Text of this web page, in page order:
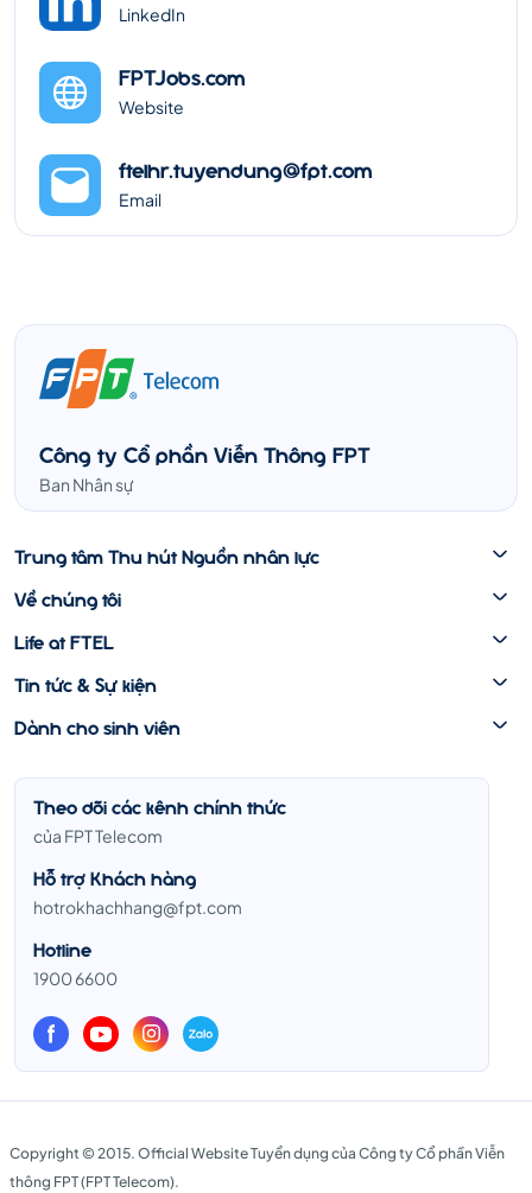
LinkedIn
FPTJobs.com
Website
ftelhr.tuyendung@fpt.com
Email
Công ty Cổ phần Viễn Thông FPT
Ban Nhân sự
Trung tâm Thu hút Nguồn nhân lực
Về chúng tôi
Life at FTEL
Tin tức & Sự kiện
Dành cho sinh viên
Theo dõi các kênh chính thức
của FPT Telecom
Hỗ trợ Khách hàng
hotrokhachhang@fpt.com
Hotline
1900 6600
Copyright © 2015. Official Website Tuyển dụng của Công ty Cổ phần Viễn
thông FPT (FPT Telecom).